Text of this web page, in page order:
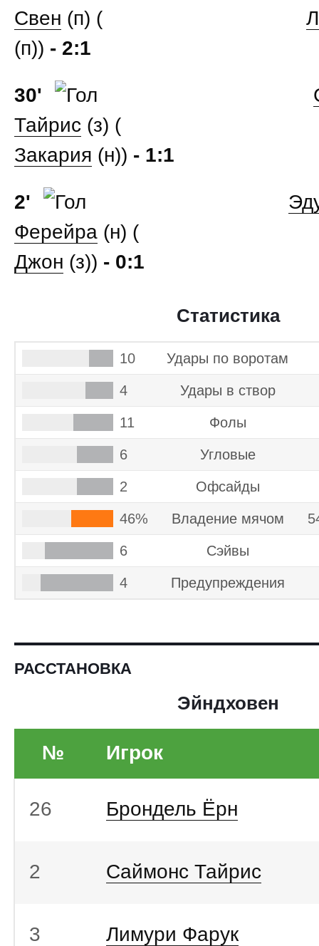
Свен (п) (
(п)) - 2:1
30'
Тайрис (з) (
Закария (н)) - 1:1
2'
Ферейра (н) (
Джон (з)) - 0:1
Статистика
10 Удары по воротам
4 Удары в створ
11 Фолы
6 Угловые
2 Офсайды
46% Владение мячом
6 Cэйвы
4 Предупреждения
РАССТАНОВКА
Эйндховен
№ Игрок
26 Брондель Ёрн
2 Саймонс Тайрис
3 Лимури Фарук